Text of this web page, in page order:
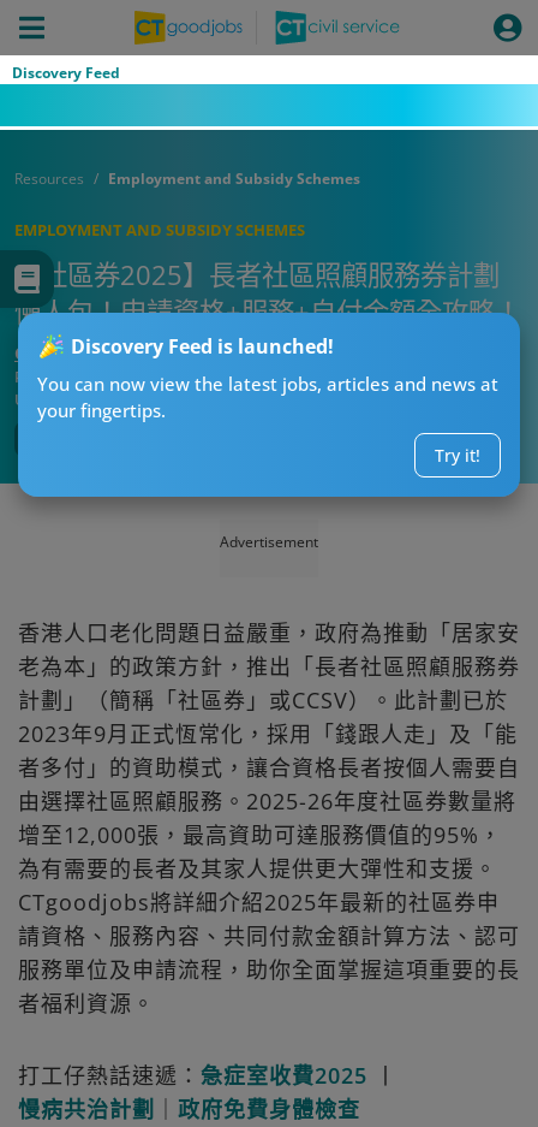
Discovery Feed
Discovery Feed is launched!
You can now view the latest jobs, articles and news at
your fingertips.
Try it!
Resources Employment and Subsidy Schemes
EMPLOYMENT AND SUBSIDY SCHEMES
【社區券2025】長者社區照顧服務券計劃
懶人包！申請資格+服務+自付金額全攻略！
CT熱話管理員
Published:
2025-11-09 18:15
Updated:
2025-11-09 18:15
Advertisement
香港人口老化問題日益嚴重，政府為推動「居家安
老為本」的政策方針，推出「長者社區照顧服務券
計劃」（簡稱「社區券」或CCSV）。此計劃已於
2023年9月正式恆常化，採用「錢跟人走」及「能
者多付」的資助模式，讓合資格長者按個人需要自
由選擇社區照顧服務。2025-26年度社區券數量將
增至12,000張，最高資助可達服務價值的95%，
為有需要的長者及其家人提供更大彈性和支援。
CTgoodjobs將詳細介紹2025年最新的社區券申
請資格、服務內容、共同付款金額計算方法、認可
服務單位及申請流程，助你全面掌握這項重要的長
者福利資源。
打工仔熱話速遞： 急症室收費2025 丨
慢病共治計劃
政府免費身體檢查